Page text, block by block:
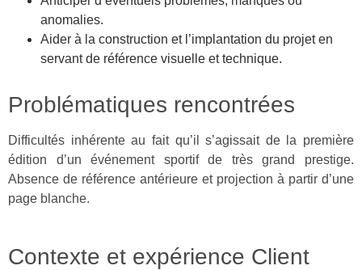
anomalies.
Aider à la construction et l’implantation du projet en
servant de référence visuelle et technique.
Problématiques rencontrées
Difficultés inhérente au fait qu’il s’agissait de la première
édition d’un événement sportif de très grand prestige.
Absence de référence antérieure et projection à partir d’une
page blanche.
Contexte et expérience Client